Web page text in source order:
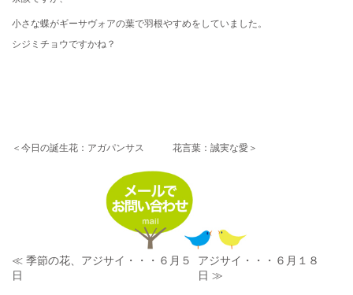
小さな蝶がギーサヴォアの葉で羽根やすめをしていました。
シジミチョウですかね？
＜今日の誕生花：アガパンサス 花言葉：誠実な愛＞
≪ 季節の花、アジサイ・・・６月５
日
アジサイ・・・６月１８
日 ≫